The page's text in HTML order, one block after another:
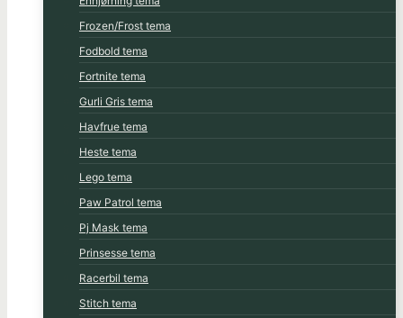
Frozen/Frost tema
Fodbold tema
Fortnite tema
Gurli Gris tema
Havfrue tema
Heste tema
Lego tema
Paw Patrol tema
Pj Mask tema
Prinsesse tema
Racerbil tema
Stitch tema